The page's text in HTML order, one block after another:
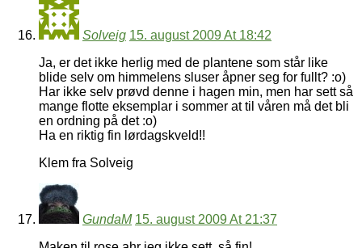
Solveig 15. august 2009 At 18:42
Ja, er det ikke herlig med de plantene som står like
blide selv om himmelens sluser åpner seg for fullt? :o)
Har ikke selv prøvd denne i hagen min, men har sett så
mange flotte eksemplar i sommer at til våren må det bli
en ordning på det :o)
Ha en riktig fin lørdagskveld!!
Klem fra Solveig
GundaM 15. august 2009 At 21:37